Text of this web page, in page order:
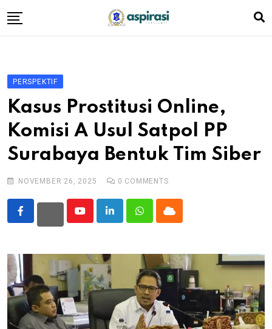
to
Berita
Komen Warga
Podcast
Tentang Kami
PERSPEKTIF
Kasus Prostitusi Online,
Komisi A Usul Satpol PP
Surabaya Bentuk Tim Siber
NOVEMBER 26, 2025 0 COMMENTS
YoutubeLinkedInWhatsappCloud